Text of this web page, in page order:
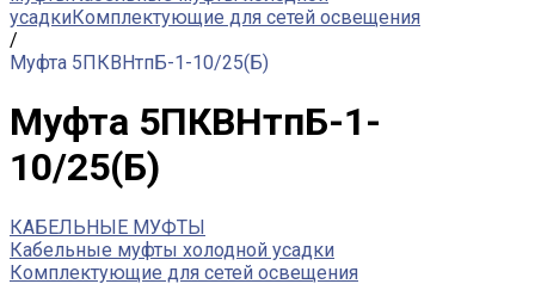
усадкиКомплектующие для сетей освещения
/
Муфта 5ПКВНтпБ-1-10/25(Б)
Муфта 5ПКВНтпБ-1-
10/25(Б)
КАБЕЛЬНЫЕ МУФТЫ
Кабельные муфты холодной усадки
Комплектующие для сетей освещения